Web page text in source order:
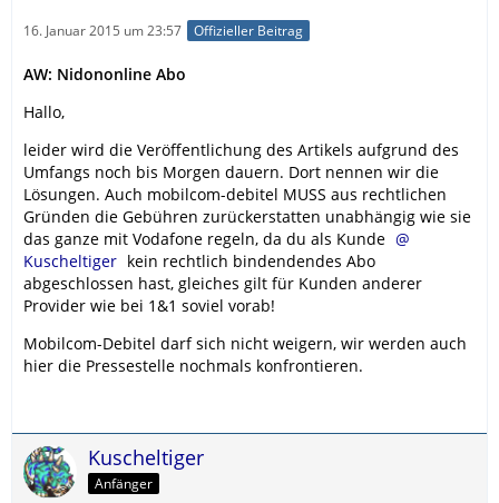
16. Januar 2015 um 23:57 Offizieller Beitrag
AW: Nidononline Abo
Hallo,
leider wird die Veröffentlichung des Artikels aufgrund des
Umfangs noch bis Morgen dauern. Dort nennen wir die
Lösungen. Auch mobilcom-debitel MUSS aus rechtlichen
Gründen die Gebühren zurückerstatten unabhängig wie sie
das ganze mit Vodafone regeln, da du als Kunde
Kuscheltiger kein rechtlich bindendendes Abo
abgeschlossen hast, gleiches gilt für Kunden anderer
Provider wie bei 1&1 soviel vorab!
Mobilcom-Debitel darf sich nicht weigern, wir werden auch
hier die Pressestelle nochmals konfrontieren.
Kuscheltiger
Anfänger